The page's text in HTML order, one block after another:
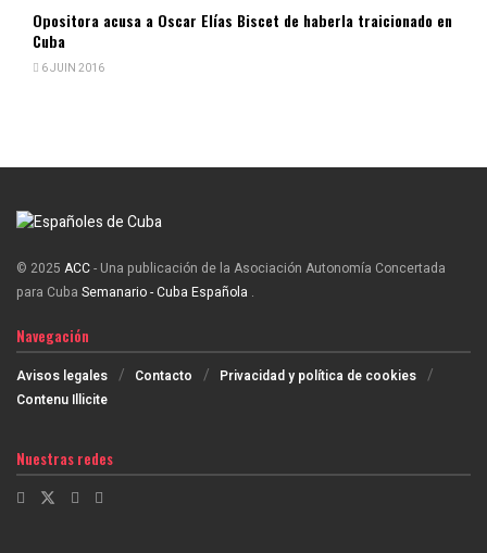
Opositora acusa a Oscar Elías Biscet de haberla traicionado en
Cuba
6 JUIN 2016
© 2025 ACC- Una publicación de la Asociación Autonomía Concertada
para Cuba Semanario - Cuba Española .
Navegación
Avisos legales Contacto
Privacidad y política de cookies
Contenu Illicite
Nuestras redes